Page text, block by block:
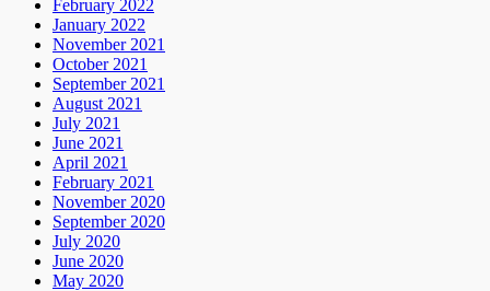
February 2022
January 2022
November 2021
October 2021
September 2021
August 2021
July 2021
June 2021
April 2021
February 2021
November 2020
September 2020
July 2020
June 2020
May 2020